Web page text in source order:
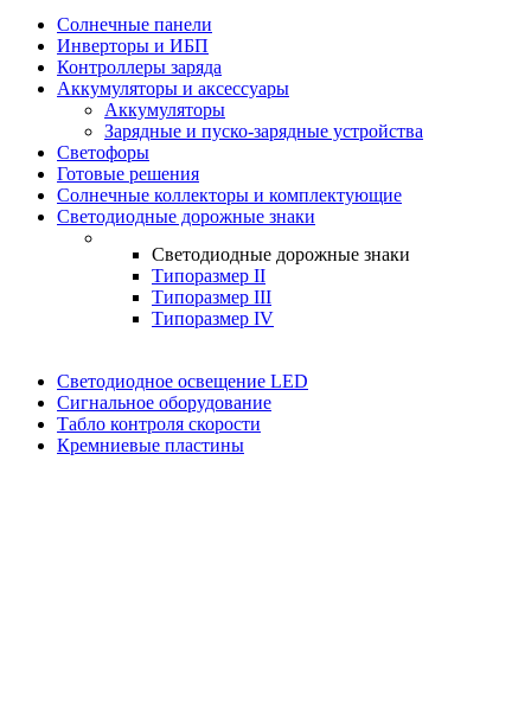
Солнечные панели
Инверторы и ИБП
Контроллеры заряда
Аккумуляторы и аксессуары
Аккумуляторы
Зарядные и пуско-зарядные устройства
Светофоры
Готовые решения
Солнечные коллекторы и комплектующие
Светодиодные дорожные знаки
Светодиодные дорожные знаки
Типоразмер II
Типоразмер III
Типоразмер IV
Светодиодное освещение LED
Сигнальное оборудование
Табло контроля скорости
Кремниевые пластины